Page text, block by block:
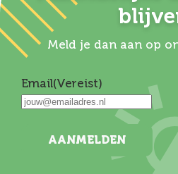
Meld je dan aan op
Email(Vereist)
AANMELDEN